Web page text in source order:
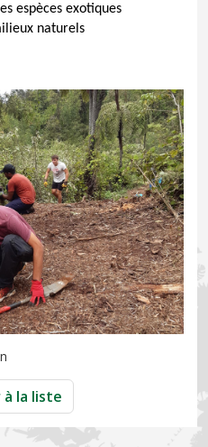
espèces exotiques
naturels
la liste